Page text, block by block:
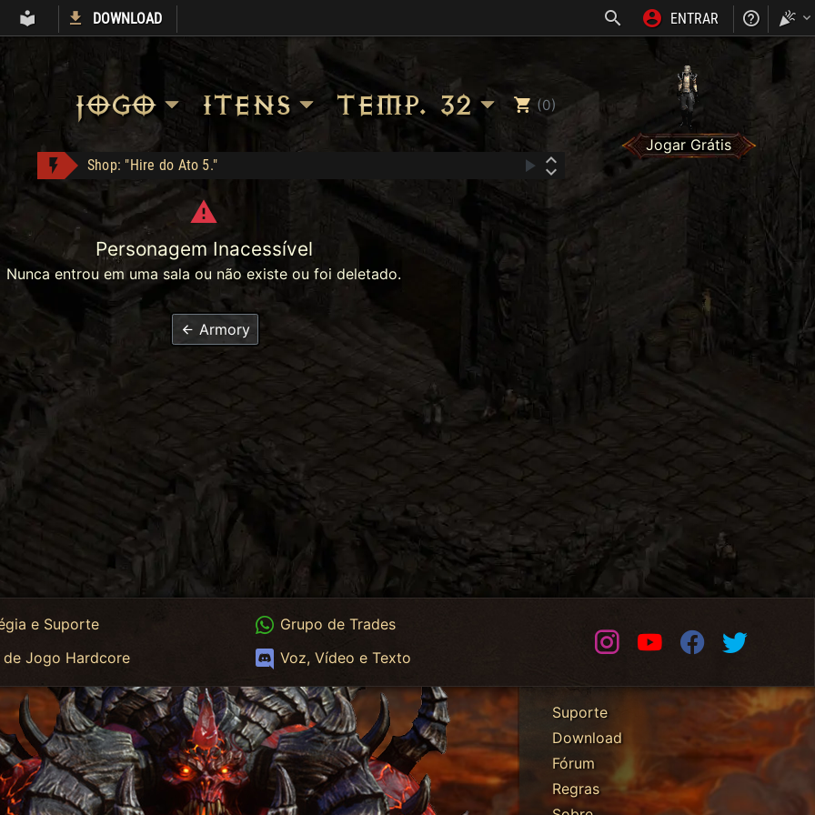
ARMORY LIBRARY DOWNLOAD ENTRAR
JOGO ITENS TEMP. 32 (0)
Shop: "Hire do Ato 5."
Apolomito conquistou Vice Baal Speed!
EGC1 conquistou Dark Wanderer!
Jah Stack - Compra: 330
mattar10 conquistou Dark Wanderer!
Heart of the Oak - Compra: 400
Ogre's Chief Boots - Compra: 350
Jogar Grátis
Personagem Inacessível
Nunca entrou em uma sala ou não existe ou foi deletado.
Armory
e Suporte WhatsApp Trades
Grupo de Trades
HC
de Jogo Hardcore Discord
Voz, Vídeo e Texto
InstagramYoutubeFacebook
Suporte
Download
Fórum
Regras